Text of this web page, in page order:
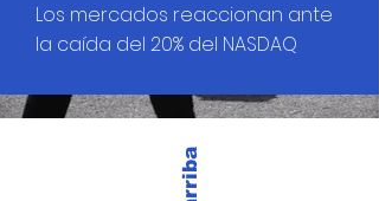
Los mercados reaccionan ante
la caída del 20% del NASDAQ